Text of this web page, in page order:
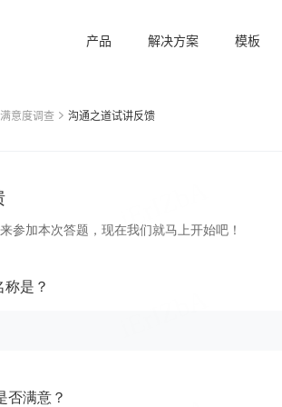
产品 解决方案 模板
满意度调查 沟通之道试讲反馈